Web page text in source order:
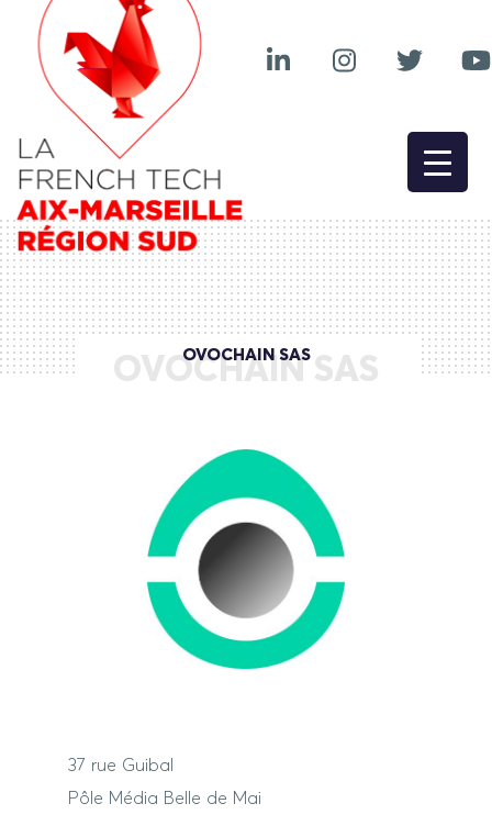
OVOCHAIN SAS
OVOCHAIN SAS
37 rue Guibal
Pôle Média Belle de Mai